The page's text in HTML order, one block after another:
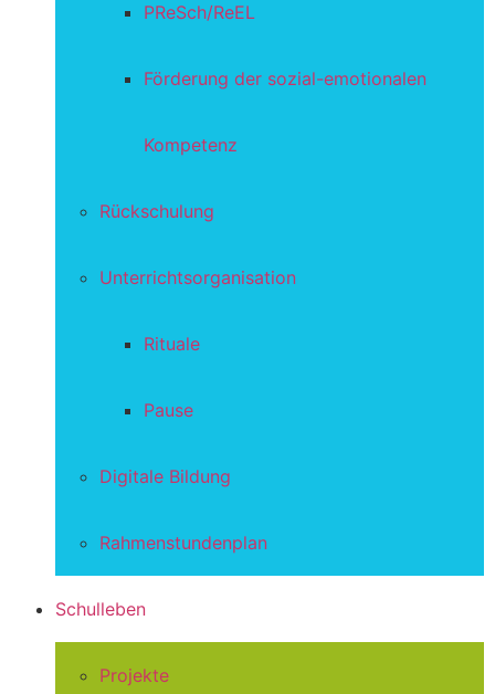
PReSch/ReEL
Förderung der sozial-emotionalen
Kompetenz
Rückschulung
Unterrichtsorganisation
Rituale
Pause
Digitale Bildung
Rahmenstundenplan
Schulleben
Projekte